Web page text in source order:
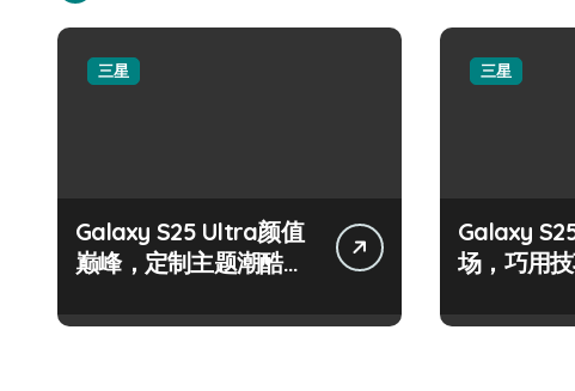
三星
Galaxy S25 Ultra颜值
巅峰，定制主题潮酷上
三星
Galaxy
场，巧用